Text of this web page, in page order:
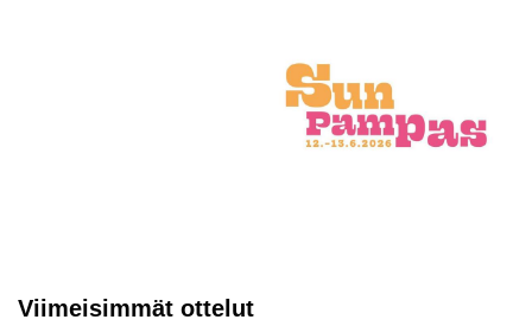
Viimeisimmät ottelut